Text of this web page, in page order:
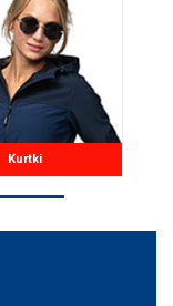
Kurtki